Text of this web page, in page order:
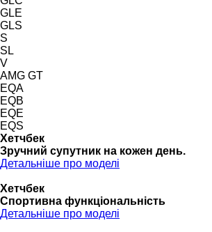
GLE
GLS
S
SL
V
AMG GT
EQA
EQB
EQE
EQS
Хетчбек
Зручний супутник на кожен день.
Детальніше про моделі
Хетчбек
Спортивна функціональність
Детальніше про моделі